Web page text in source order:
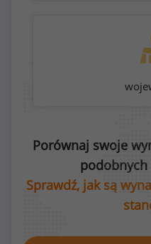
Porównaj swoje
Sprawdź, jak są